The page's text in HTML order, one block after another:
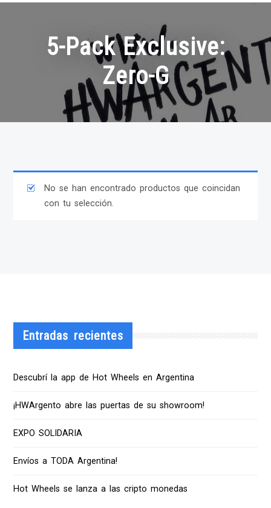
5-Pack Exclusive:
Zero-G
No se han encontrado productos que coincidan
con tu selección.
Entradas recientes
Descubrí la app de Hot Wheels en Argentina
¡HWArgento abre las puertas de su showroom!
EXPO SOLIDARIA
Envíos a TODA Argentina!
Hot Wheels se lanza a las cripto monedas